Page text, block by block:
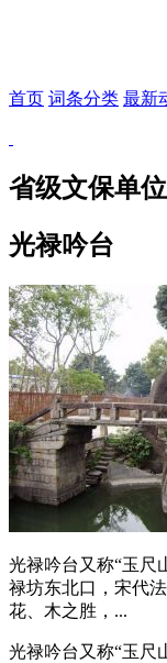
首页 词条分类 最新
省级文保单位
光禄吟台
光禄吟台又称“玉尺
禄坊东北口，宋代
花、木之胜，...
光禄吟台又称“玉尺